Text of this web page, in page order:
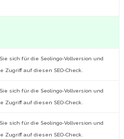
Sie sich für die Seolingo-Vollversion und
Zugriff auf diesen SEO-Check.
Sie sich für die Seolingo-Vollversion und
Zugriff auf diesen SEO-Check.
Sie sich für die Seolingo-Vollversion und
Zugriff auf diesen SEO-Check.